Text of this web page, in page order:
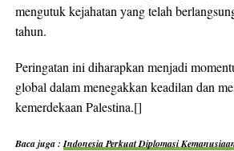
mengutuk kejahatan yang telah
tahun.
Peringatan ini diharapkan menjadi
global dalam menegakkan keadilan dan
kemerdekaan Palestina.[]
Baca juga :Indonesia Perkuat Diplomasi